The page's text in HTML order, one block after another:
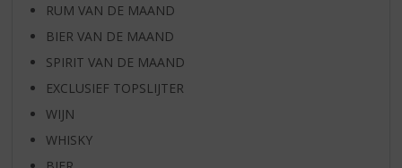
RUM VAN DE MAAND
BIER VAN DE MAAND
SPIRIT VAN DE MAAND
EXCLUSIEF TOPSLIJTER
WIJN
WHISKY